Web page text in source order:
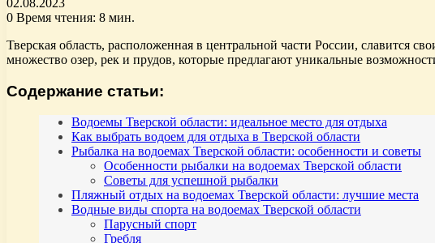
0 Время чтения: 8 мин.
Тверская область, расположенная в центральной части России,
множество озер, рек и прудов, которые предлагают уникальные
Содержание статьи:
Водоемы Тверской области: идеальное место для отдыха
Как выбрать водоем для отдыха в Тверской области
Рыбалка на водоемах Тверской области: особенности и советы
Особенности рыбалки на водоемах Тверской области
Советы для успешной рыбалки
Пляжный отдых на водоемах Тверской области: лучшие места
Водные виды спорта на водоемах Тверской области
Парусный спорт
Гребля